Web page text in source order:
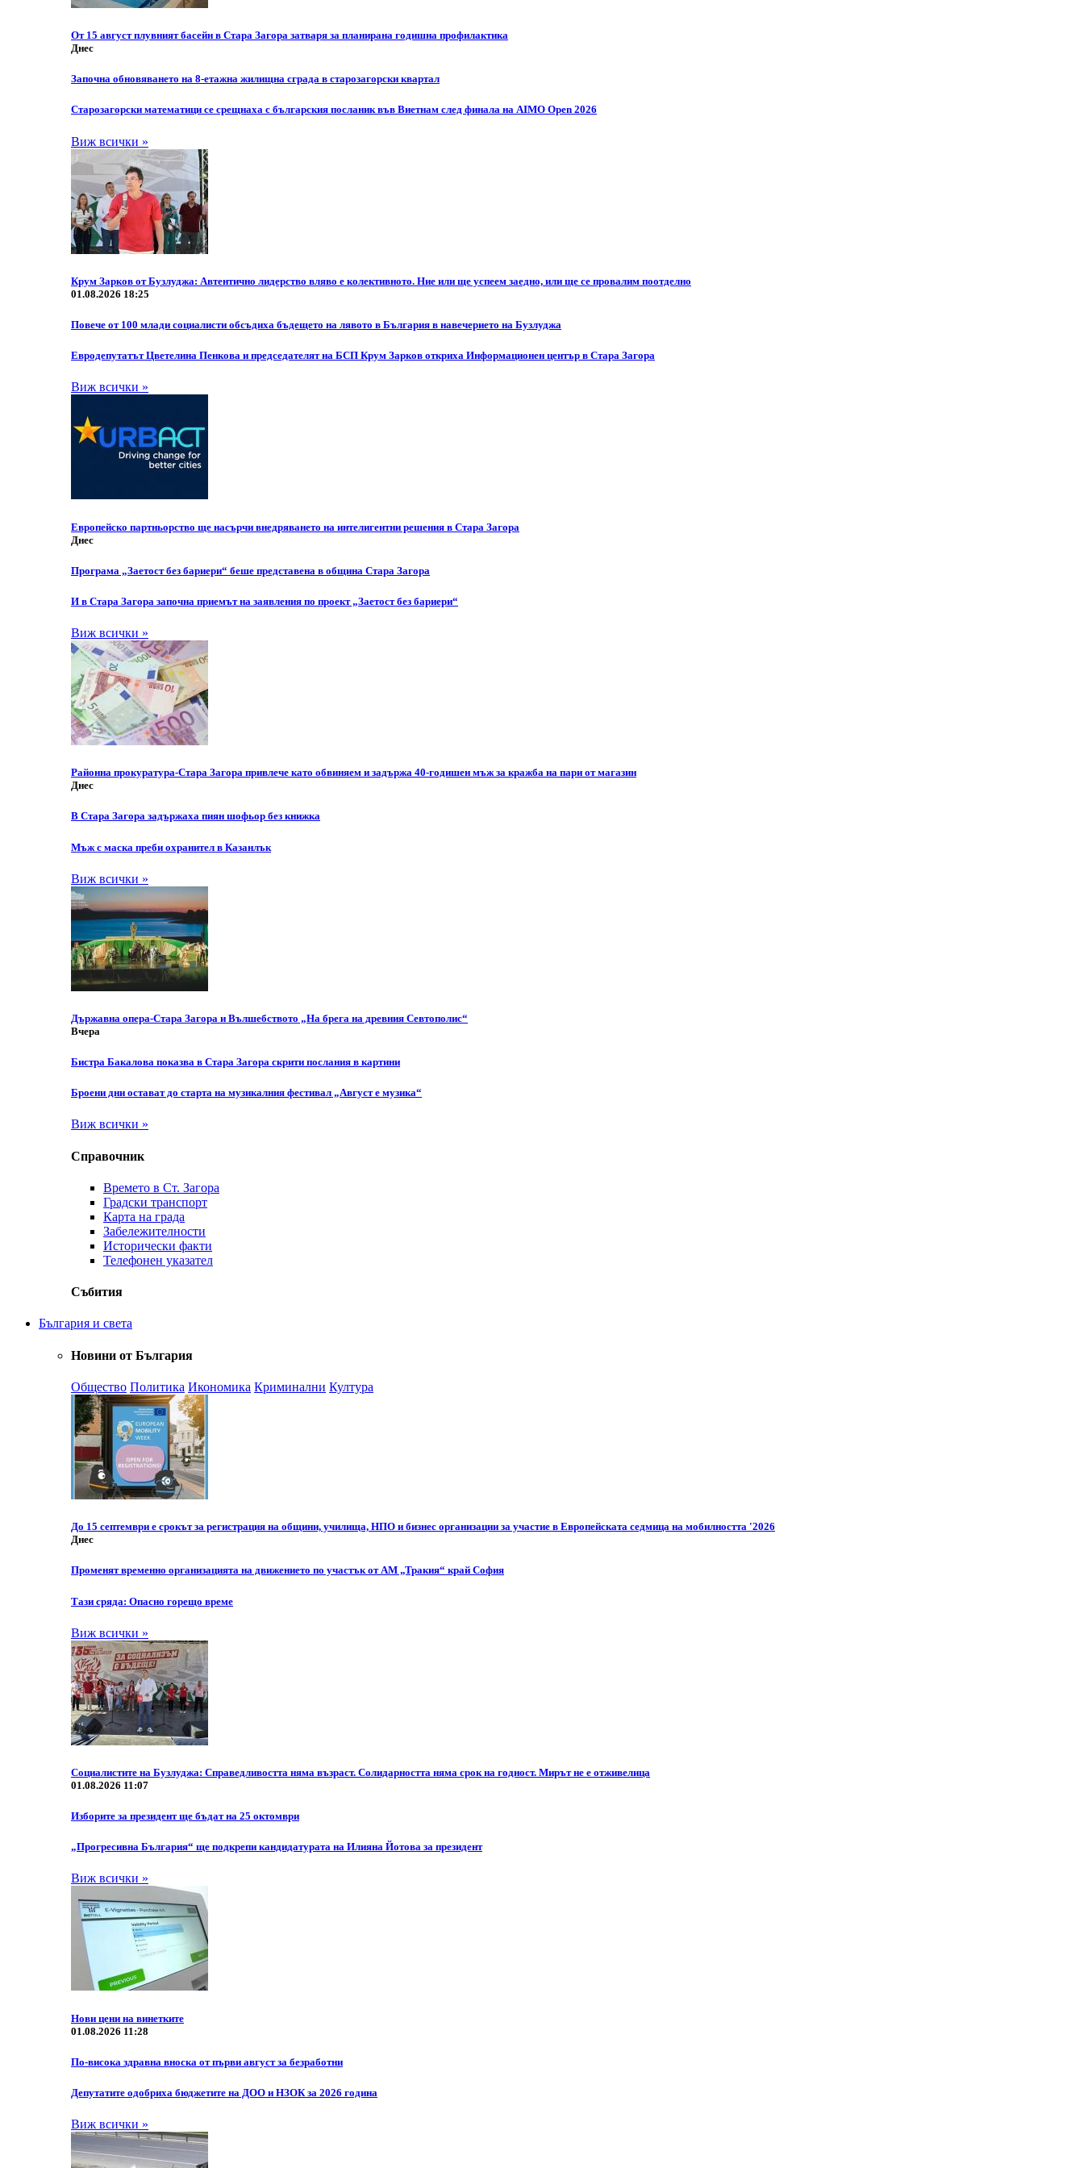
От 15 август плувният басейн в Стара Загора затваря за планирана годишна профилактика
Днес
Започна обновяването на 8-етажна жилищна сграда в старозагорски квартал
Старозагорски математици се срещнаха с българския посланик във Виетнам след финала на AIMO Open 2026
Виж всички »
Крум Зарков от Бузлуджа: Автентично лидерство вляво е колективното. Ние или ще успеем заедно, или ще се провалим поотделно
01.08.2026 18:25
Повече от 100 млади социалисти обсъдиха бъдещето на лявото в България в навечерието на Бузлуджа
Eвродепутатът Цветелина Пенкова и председателят на БСП Крум Зарков откриха Информационен център в Стара Загора
Виж всички »
Европейско партньорство ще насърчи внедряването на интелигентни решения в Стара Загора
Днес
Програма „Заетост без бариери“ беше представена в община Стара Загора
И в Стара Загора започна приемът на заявления по проект „Заетост без бариери“
Виж всички »
Районна прокуратура-Стара Загора привлече като обвиняем и задържа 40-годишен мъж за кражба на пари от магазин
Днес
В Стара Загора задържаха пиян шофьор без книжка
Мъж с маска преби охранител в Казанлък
Виж всички »
Държавна опера-Стара Загора и Вълшебството „На брега на древния Севтополис“
Вчера
Бистра Бакалова показва в Стара Загора скрити послания в картини
Броени дни остават до старта на музикалния фестивал „Август е музика“
Виж всички »
Справочник
Времето в Ст. Загора
Градски транспорт
Карта на града
Забележителности
Исторически факти
Телефонен указател
Събития
България и света
Новини от България
Общество Политика Икономика Криминални Култура
До 15 септември е срокът за регистрация на общини, училища, НПО и бизнес организации за участие в Европейската седмица на мобилността '2026
Днес
Променят временно организацията на движението по участък от АМ „Тракия“ край София
Тази сряда: Опасно горещо време
Виж всички »
Социалистите на Бузлуджа: Справедливостта няма възраст. Солидарността няма срок на годност. Мирът не е отживелица
01.08.2026 11:07
Изборите за президент ще бъдат на 25 октомври
„Прогресивна България“ ще подкрепи кандидатурата на Илияна Йотова за президент
Виж всички »
Нови цени на винетките
01.08.2026 11:28
По-висока здравна вноска от първи август за безработни
Депутатите одобриха бюджетите на ДОО и НЗОК за 2026 година
Виж всички »